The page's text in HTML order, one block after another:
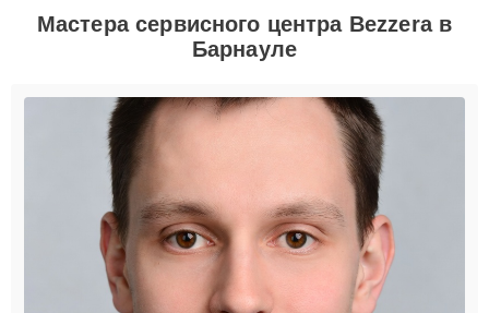
Мастера сервисного центра Bezzera в
Барнауле